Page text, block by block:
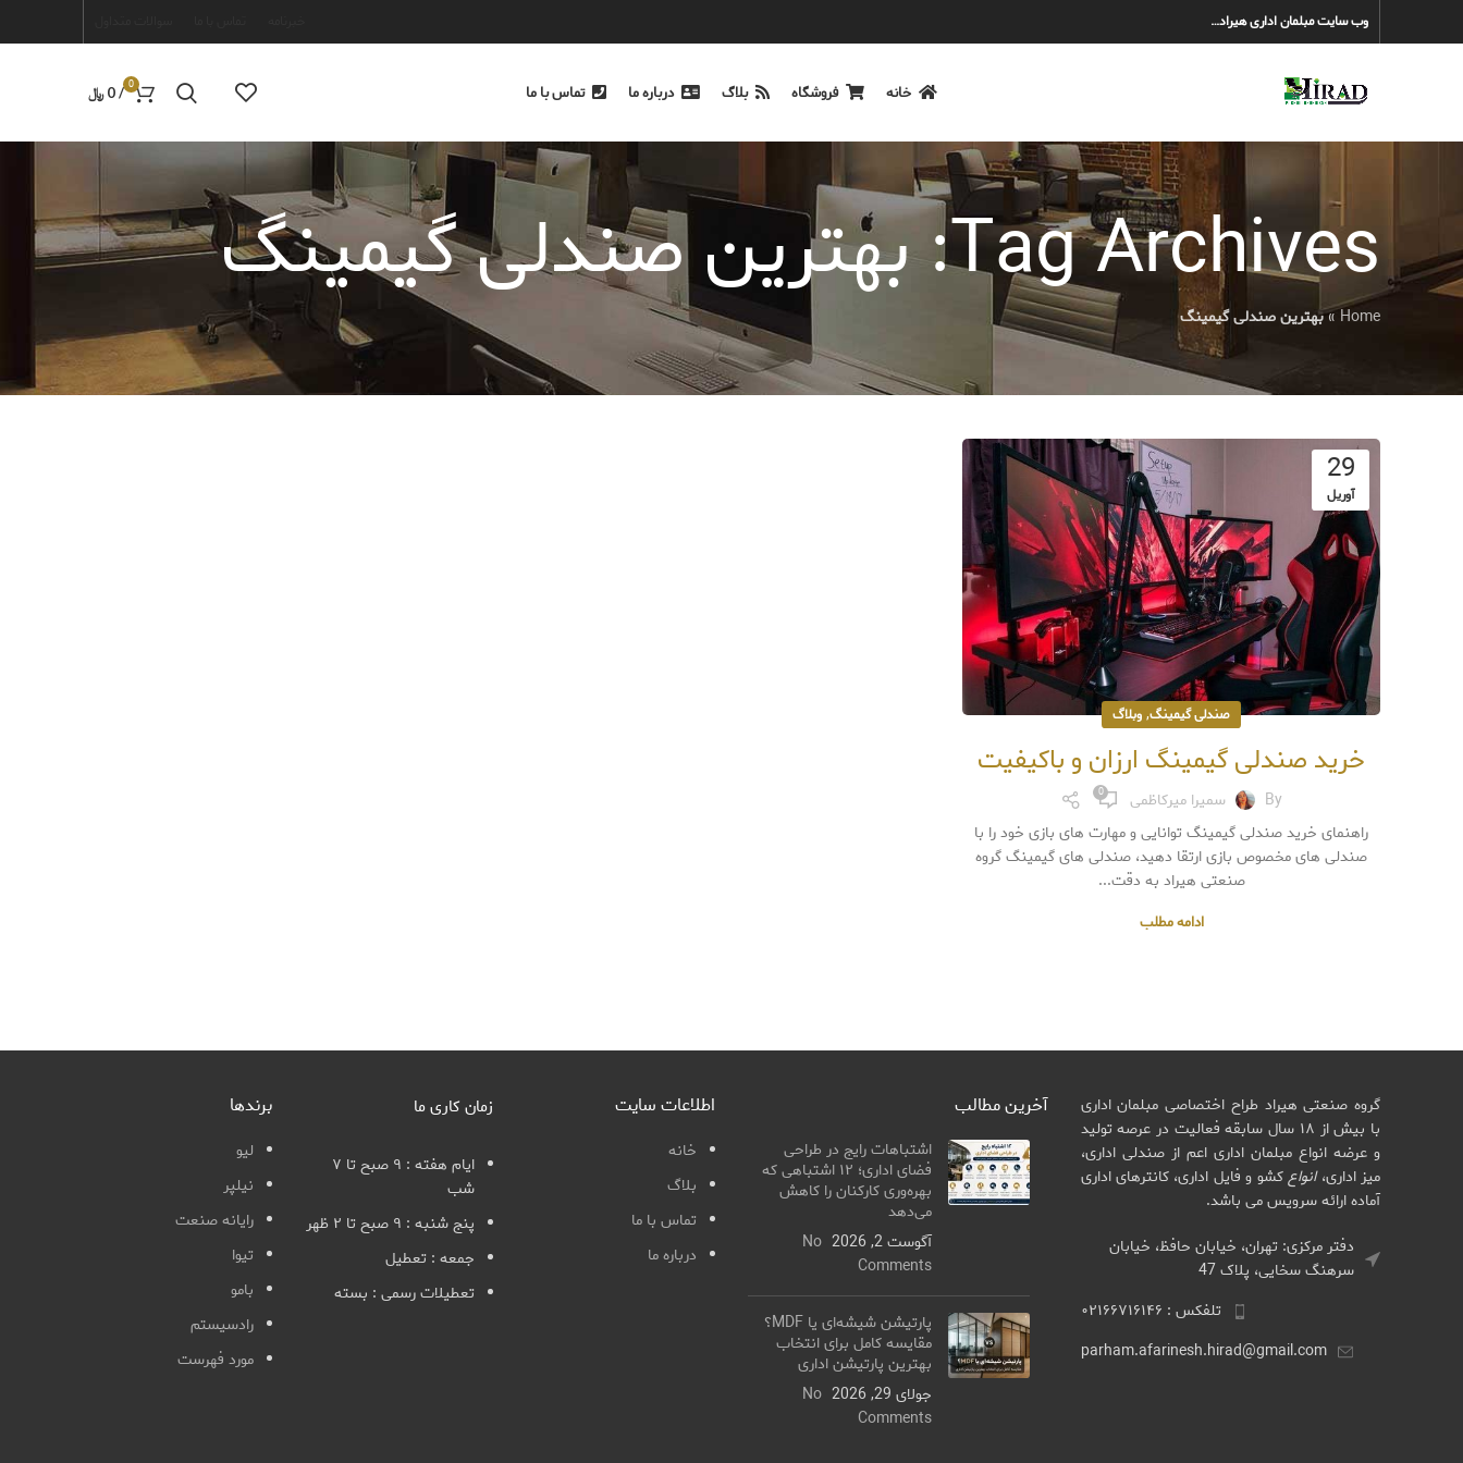
وب سایت مبلمان اداری هیراد…
خانه فروشگاه بلاگ درباره ما تماس با ما 0
/
0 ﷼
Tag Archives: بهترین صندلی گیمینگ
Home
»بهترین صندلی گیمینگ
29
آوریل
صندلی گیمینگ, وبلاگ
خرید صندلی گیمینگ ارزان و باکیفیت
By سمیرا میرکاظمی 0
راهنمای خرید صندلی گیمینگ توانایی و مهارت های بازی خود را با
صندلی های مخصوص بازی ارتقا دهید، صندلی های گیمینگ گروه
صنعتی هیراد به دقت...
ادامه مطلب
گروه صنعتی هیراد طراح اختصاصی مبلمان اداری
با بیش از ۱۸ سال سابقه فعالیت در عرصه تولید
و عرضه انواع مبلمان اداری اعم از صندلی اداری،
میز اداری،انواعکشو و فایل اداری، کانترهای اداری
آماده ارائه سرویس می باشد.
دفتر مرکزی: تهران، خیابان حافظ، خیابان
سرهنگ سخایی، پلاک 47
تلفکس : ۰۲۱۶۶۷۱۶۱۴۶
parham.afarinesh.hirad@gmail.com
آخرین مطالب
اشتباهات رایج در طراحی
فضای اداری؛ ۱۲ اشتباهی که
بهره‌وری کارکنان را کاهش
می‌دهد
آگوست 2, 2026
No
Comments
پارتیشن شیشه‌ای یا MDF؟
مقایسه کامل برای انتخاب
بهترین پارتیشن اداری
جولای 29, 2026
No
Comments
اطلاعات سایت
خانه
بلاگ
تماس با ما
درباره ما
زمان کاری ما
ایام هفته : ۹ صبح تا ۷
شب
پنج شنبه : ۹ صبح تا ۲ ظهر
جمعه : تعطیل
تعطیلات رسمی : بسته
برندها
لیو
نیلپر
رایانه صنعت
تیوا
بامو
رادسیستم
مورد فهرست